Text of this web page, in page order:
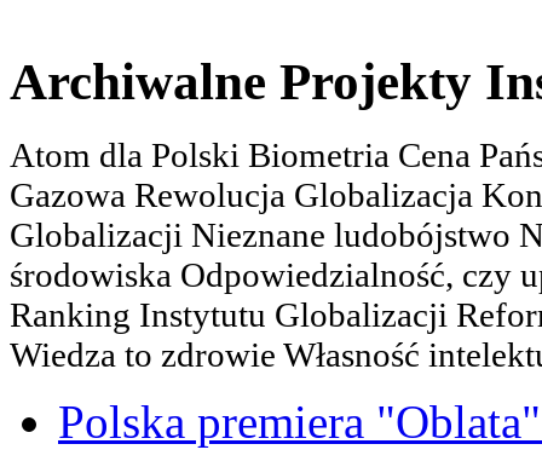
Archiwalne Projekty
Atom dla Polski Biometria Cena
Gazowa Rewolucja Globalizacja
Globalizacji Nieznane ludobójstwo
środowiska Odpowiedzialność, czy
Ranking Instytutu Globalizacji
Wiedza to zdrowie Własność
Polska premiera